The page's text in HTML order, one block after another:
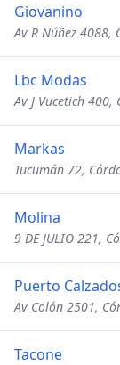
Giovanino
Av R Núñez 4088,
Lbc Modas
Av J Vucetich
Markas
Tucumán 72,
Molina
9 DE JULIO 221,
Puerto
Av Colón 2501,
Tacone